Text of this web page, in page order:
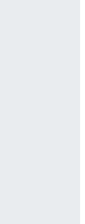
Flaş
Dış